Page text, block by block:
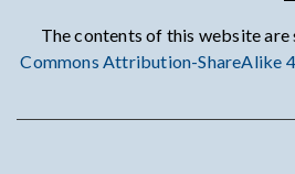
The contents of this website are
Commons Attribution-ShareAlike